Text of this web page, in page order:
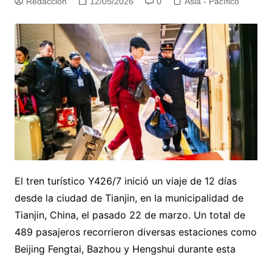
El tren turístico Y426/7 inició un viaje de 12 días
desde la ciudad de Tianjin, en la municipalidad de
Tianjin, China, el pasado 22 de marzo. Un total de
489 pasajeros recorrieron diversas estaciones como
Beijing Fengtai, Bazhou y Hengshui durante esta